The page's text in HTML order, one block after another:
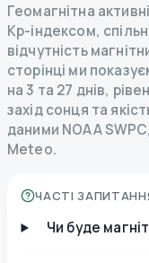
Геомагнітна
Kp-індексом,
відчутність
сторінці ми
на 3 та 27 днів,
захід сонця та
даними NOAA
Meteo.
ЧАСТІ
Чи буде